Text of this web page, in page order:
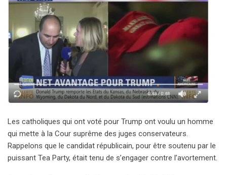
Les catholiques qui ont voté pour Trump ont voulu un homme
qui mette à la Cour suprême des juges conservateurs.
Rappelons que le candidat républicain, pour être soutenu par le
puissant Tea Party, était tenu de s’engager contre l’avortement.